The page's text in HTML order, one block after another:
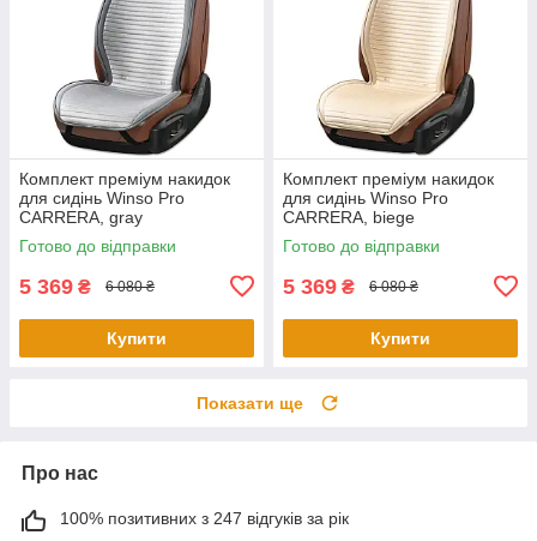
Комплект преміум накидок
для сидінь Winso Pro
СARRERA, gray
Готово до відправки
5 369 ₴ 6 080 ₴
Купити
Комплект преміум накидок
для сидінь Winso Pro
СARRERA, biege
Готово до відправки
5 369 ₴ 6 080 ₴
Купити
Показати ще
Про нас
100% позитивних з 247 відгуків за рік